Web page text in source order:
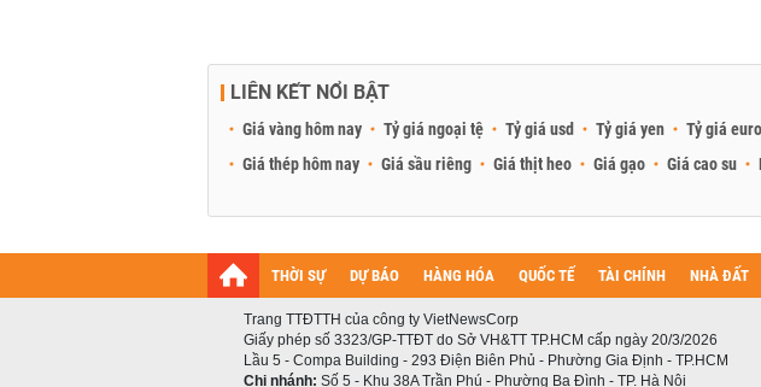
LIÊN KẾT NỔI BẬT
Giá vàng hôm nay Tỷ giá ngoại tệ Tỷ giá usd Tỷ giá yen Tỷ giá euro
Giá thép hôm nay
Giá sầu riêng Giá thịt heo Giá gạo Giá cao su
THỜI SỰ DỰ BÁO HÀNG HÓA QUỐC TẾ TÀI CHÍNH NHÀ ĐẤT
Trang TTĐTTH của công ty VietNewsCorp
Giấy phép số 3323/GP-TTĐT do Sở VH&TT TP.HCM cấp ngày 20/3/2026
Lầu 5 - Compa Building - 293 Điện Biên Phủ - Phường Gia Định - TP.HCM
Chi nhánh: Số 5 - Khu 38A Trần Phú - Phường Ba Đình - TP. Hà Nội